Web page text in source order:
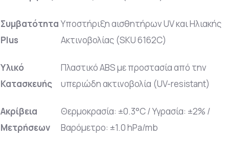
Συμβατότητα
Plus
Υποστήριξη αισθητήρων UV και Ηλιακής
Ακτινοβολίας (SKU 6162C)
Υλικό
Κατασκευής
Πλαστικό ABS με προστασία από την
υπεριώδη ακτινοβολία (UV-resistant)
Ακρίβεια
Μετρήσεων
Θερμοκρασία: ±0.3°C / Υγρασία: ±2% /
Βαρόμετρο: ±1.0 hPa/mb